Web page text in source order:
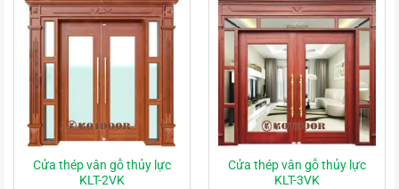
Cửa thép vân gỗ thủy lực
KLT-2VK
Cửa thép vân gỗ thủy lực
KLT-3VK